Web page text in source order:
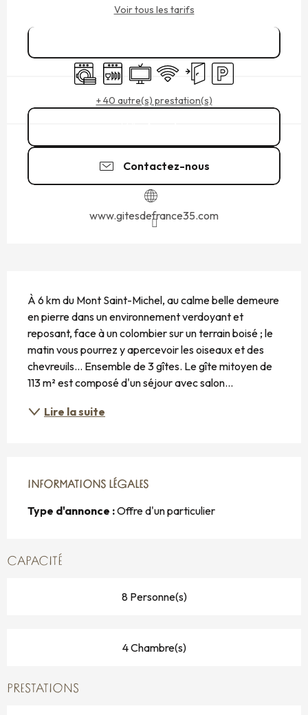
Voir tous les tarifs
Lave lingeLave vaisselle
Télévision
WiFi Entrée indépendante
Parking
+ 40 autre(s) prestation(s)
Contactez-nous
www.gitesdefrance35.com
À 6 km du Mont Saint-Michel, au calme belle demeure
en pierre dans un environnement verdoyant et
reposant, face à un colombier sur un terrain boisé ; le
matin vous pourrez y apercevoir les oiseaux et des
chevreuils... Ensemble de 3 gîtes. Le gîte mitoyen de
113 m² est composé d'un séjour avec salon...
Lire la suite
INFORMATIONS LÉGALES
INFORMATIONS LÉGALES
Type d'annonce :Offre d'un particulier
CAPACITÉ
8 Personne(s)
4 Chambre(s)
PRESTATIONS